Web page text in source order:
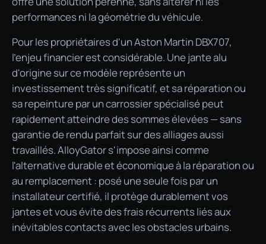
performances ni la géométrie du véhicule.
Pour les propriétaires d'un Aston Martin DBX707,
l'enjeu financier est considérable. Une jante alu
d'origine sur ce modèle représente un
investissement très significatif, et sa réparation ou
sa repeinture par un carrossier spécialisé peut
rapidement atteindre des sommes élevées — sans
garantie de rendu parfait sur des alliages aussi
travaillés. AlloyGator s'impose ainsi comme
l'alternative durable et économique à la réparation ou
au remplacement : posé une seule fois par un
installateur certifié, il protège durablement vos
jantes et vous évite des frais récurrents liés aux
inévitables contacts avec les obstacles urbains.